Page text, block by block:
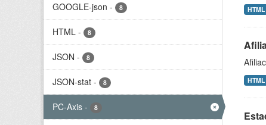
GOOGLE-json - 8
HTML - 8
JSON - 8
JSON-stat - 8
PC-Axis - 8
HTML
HTML